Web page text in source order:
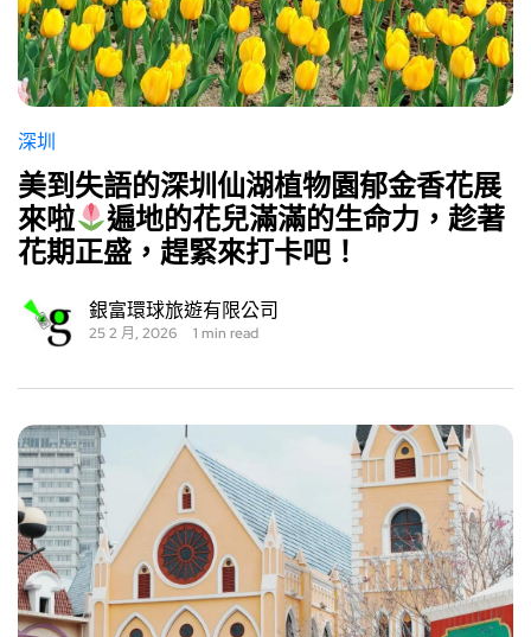
深圳
美到失語的深圳仙湖植物園郁金香花展
來啦
遍地的花兒滿滿的生命力，趁著
花期正盛，趕緊來打卡吧！
銀富環球旅遊有限公司
25 2 月, 2026 1 min read